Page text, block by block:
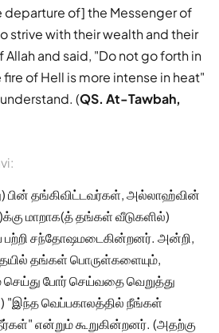
departure of] the Messenger of
strive with their wealth and their
Allah and said, "Do not go forth in
fire of Hell is more intense in heat"
(QS. At-Tawbah,
பின் தங்கிவிட்டவர்கள், அல்லாஹ்வின்
மாறாக(த் தங்கள் வீடுகளில்)
சந்தோஷமடைகின்றனர். அன்றி,
தங்கள் பொருள்களையும்,
செய்து போர் செய்வதை வெறுத்து
"இந்த வெப்பகாலத்தில் நீங்கள்
என்றும் கூறுகின்றனர். (அதற்கு